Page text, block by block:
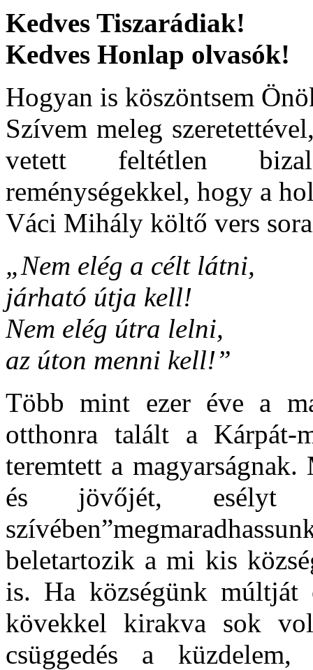
Kedves Tiszarádiak!
Kedves Honlap olvasók!
Hogyan is köszöntsem
Szívem meleg
vetett feltétlen
reménységekkel, hogy a
Váci Mihály költő vers
„Nem elég a célt látni,
járható útja kell!
Nem elég útra lelni,
az úton menni kell!”
Több mint ezer éve a
otthonra talált a Kárpát-
teremtett a magyarságnak.
és jövőjét,
beletartozik a mi kis
is. Ha községünk
kövekkel kirakva sok
csüggedés a